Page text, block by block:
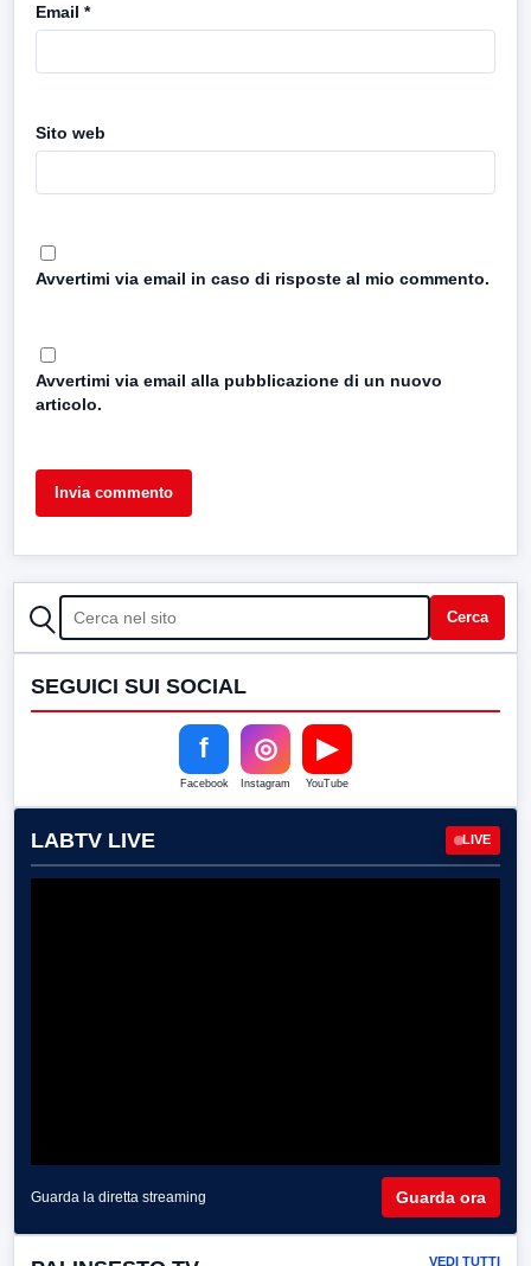
Email *
Sito web
Avvertimi via email in caso di risposte al mio commento.
Avvertimi via email alla pubblicazione di un nuovo
articolo.
CERCA Cerca
SEGUICI SUI SOCIAL
f
Facebook
◎
Instagram
▶
YouTube
LABTV LIVE LIVE
Guarda la diretta streaming Guarda ora
VEDI TUTTI